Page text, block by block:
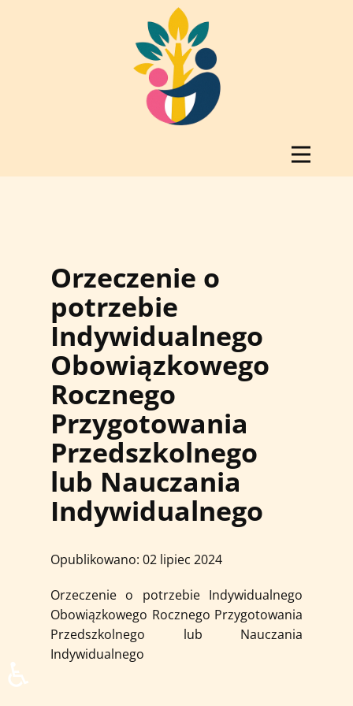
Orzeczenie o
potrzebie
Indywidualnego
Obowiązkowego
Rocznego
Przygotowania
Przedszkolnego
lub Nauczania
Indywidualnego
Opublikowano: 02 lipiec 2024
Orzeczenie o potrzebie Indywidualnego
Obowiązkowego Rocznego Przygotowania
Przedszkolnego lub Nauczania
Indywidualnego